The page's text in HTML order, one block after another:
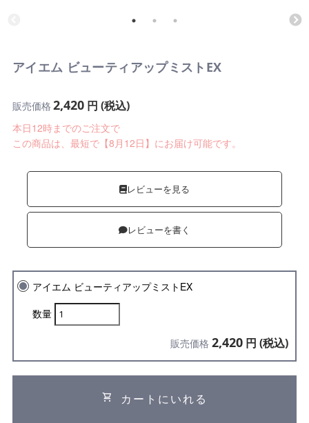
アイエム ビューティアップミストEX
販売価格 2,420円 (税込)
本日12時までのご注文で
この商品は、最短で【8月12日】にお届け可能です。
レビューを見る
レビューを書く
アイエム ビューティアップミストEX
数量
販売価格 2,420 円 (税込)
shopping_cart カートにいれる